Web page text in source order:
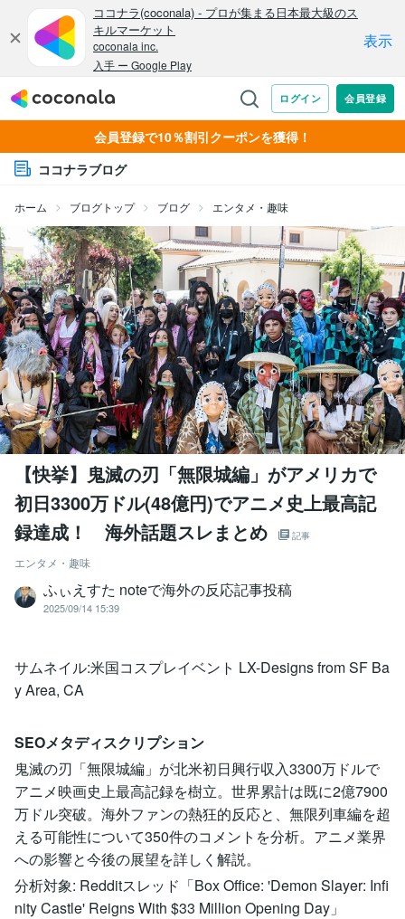
会員登録で10％割引クーポンを獲得！
ココナラブログ
ホーム ブログトップ ブログ エンタメ・趣味
【快挙】鬼滅の刃「無限城編」がアメリカで
初日3300万ドル(48億円)でアニメ史上最高記
録達成！ 海外話題スレまとめ
記事
エンタメ・趣味
ふぃえすた noteで海外の反応記事投稿
2025/09/14 15:39
サムネイル:米国コスプレイベント LX-Designs from SF Ba
y Area, CA
SEOメタディスクリプション
鬼滅の刃「無限城編」が北米初日興行収入3300万ドルで
アニメ映画史上最高記録を樹立。世界累計は既に2億7900
万ドル突破。海外ファンの熱狂的反応と、無限列車編を超
える可能性について350件のコメントを分析。アニメ業界
への影響と今後の展望を詳しく解説。
分析対象: Redditスレッド「Box Office: 'Demon Slayer: Infi
nity Castle' Reigns With $33 Million Opening Day」